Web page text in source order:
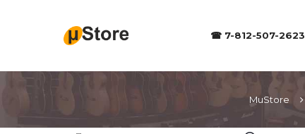
☎ 7-812-507-2623
MuStore